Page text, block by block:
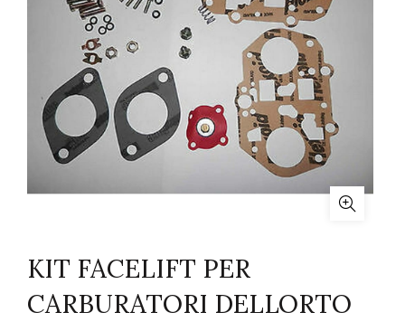
KIT FACELIFT PER
CARBURATORI DELLORTO